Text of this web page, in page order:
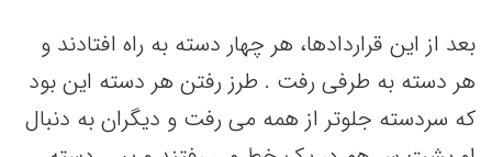
بعد از این قراردادها، هر چهار دسته به راه افتادند و
هر دسته به طرفی رفت . طرز رفتن هر دسته این بود
که سردسته جلوتر از همه می رفت و دیگران به دنبال